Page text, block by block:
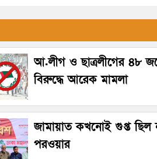
আ.লীগ ও ছাত্রলীগের ৪৮
বিরুদ্ধে আরেক মামলা
জামায়াত কখনোই গুপ্ত ছিল
পরওয়ার